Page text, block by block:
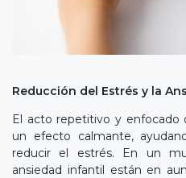
Reducción del Estrés y la
El acto repetitivo y enfocado
un efecto calmante,
reducir el estrés. En un
ansiedad infantil están en